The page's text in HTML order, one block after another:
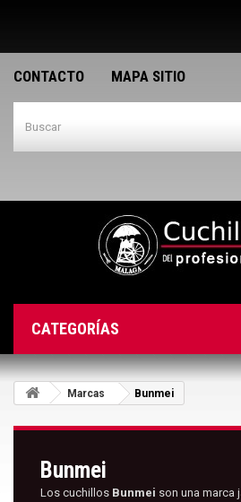
CONTACTO MAPA SITIO
CATEGORÍAS
Marcas Bunmei
Bunmei
Los cuchillos Bunmei son una marca